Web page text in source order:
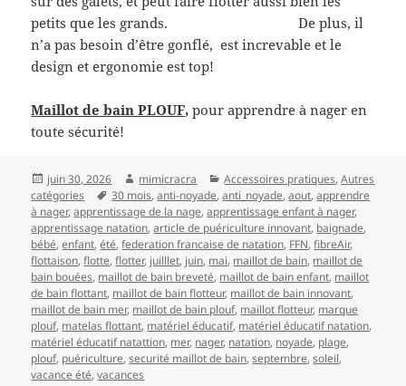
petits que les grands. De plus, il
n’a pas besoin d’être gonflé, est increvable et le
design et ergonomie est top!
Maillot de bain PLOUF, pour apprendre à nager en
toute sécurité!
Publié
le
juin 30, 2026 Auteur
mimicracra Catégories
Accessoires pratiques,Autres
catégories
Mots-
clés
30 mois,anti-noyade,anti_noyade,aout,apprendre
à nager,apprentissage de la nage,apprentissage enfant à nager,
apprentissage natation,article de puériculture innovant, baignade,
bébé,enfant,été,federation francaise de natation, FFN,fibreAir,
flottaison,flotte,flotter, juilllet, juin, mai, maillot de bain, maillot de
bain bouées, maillot de bain breveté, maillot de bain enfant, maillot
de bain flottant, maillot de bain flotteur, maillot de bain innovant,
maillot de bain mer, maillot de bain plouf, maillot flotteur, marque
plouf, matelas flottant, matériel éducatif, matériel éducatif natation,
matériel éducatif natattion, mer, nager, natation, noyade, plage,
plouf, puériculture,securité maillot de bain,septembre,soleil,
vacance été,vacances